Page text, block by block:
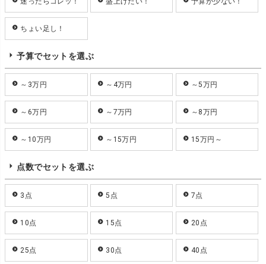
ちょい足し！
予算でセットを選ぶ
～3万円 ～4万円 ～5万円
～6万円 ～7万円 ～8万円
～10万円 ～15万円 15万円～
点数でセットを選ぶ
3点 5点 7点
10点 15点 20点
25点 30点 40点